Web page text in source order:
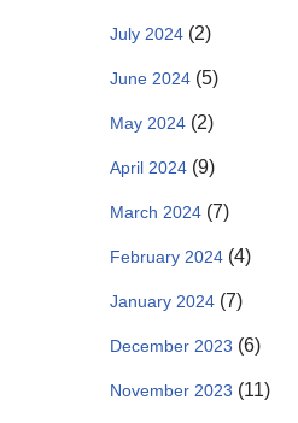
July 2024 (2)
June 2024 (5)
May 2024 (2)
April 2024 (9)
March 2024 (7)
February 2024 (4)
January 2024 (7)
December 2023 (6)
November 2023 (11)